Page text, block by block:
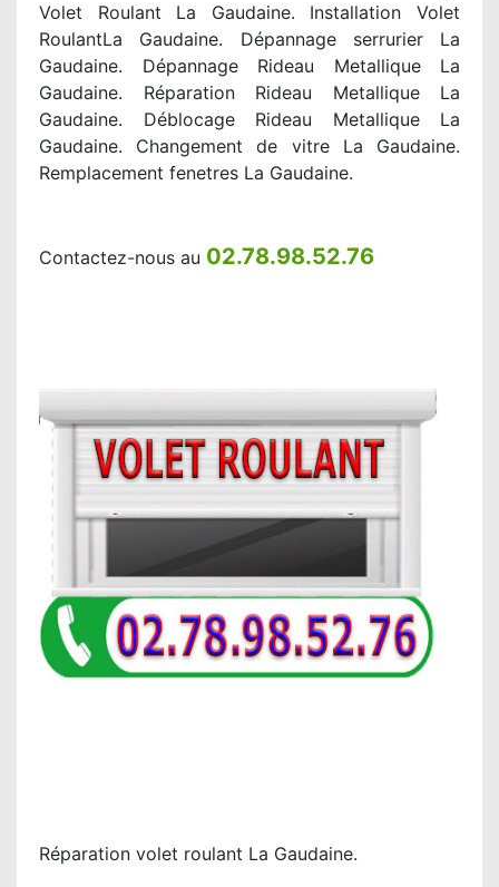
Volet Roulant La Gaudaine. Installation Volet
RoulantLa Gaudaine. Dépannage serrurier La
Gaudaine. Dépannage Rideau Metallique La
Gaudaine. Réparation Rideau Metallique La
Gaudaine. Déblocage Rideau Metallique La
Gaudaine. Changement de vitre La Gaudaine.
Remplacement fenetres La Gaudaine.
Contactez-nous au 02.78.98.52.76
Réparation volet roulant La Gaudaine.